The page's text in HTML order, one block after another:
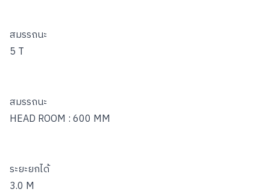
สมรรถนะ
5 T
สมรรถนะ
HEAD ROOM : 600 MM
ระยะยกได้
3.0 M